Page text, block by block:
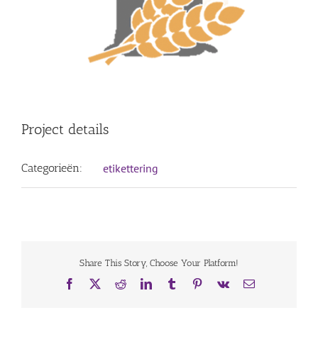
Project details
Categorieën: etikettering
Share This Story, Choose Your Platform!
Facebook
X RedditLinkedInTumblrPinterest
Vk
E-